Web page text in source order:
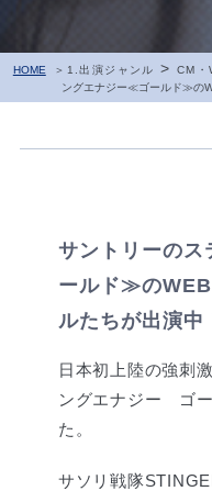
HOME 1.出演ジャンル > CM・
ングエナジー≪ゴールド≫の
サントリーの
ールド≫の
ルたちが出演中
日本初上陸の強刺
ングエナジー ゴ
た。
サソリ戦隊